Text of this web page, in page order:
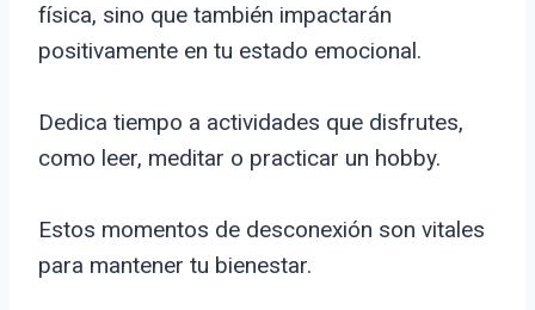
física, sino que también impactarán
positivamente en tu estado emocional.
Dedica tiempo a actividades que disfrutes,
como leer, meditar o practicar un hobby.
Estos momentos de desconexión son vitales
para mantener tu bienestar.